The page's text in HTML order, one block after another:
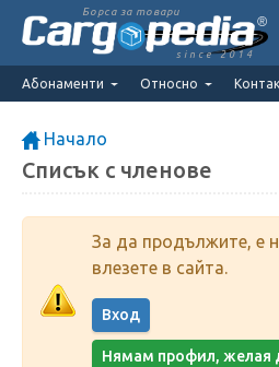
Борса за товари
since 2014
Абонаменти Относно
Начало
Списък с членове
За да продължите, е
влезете в сайта.
Вход
Нямам профил, желая